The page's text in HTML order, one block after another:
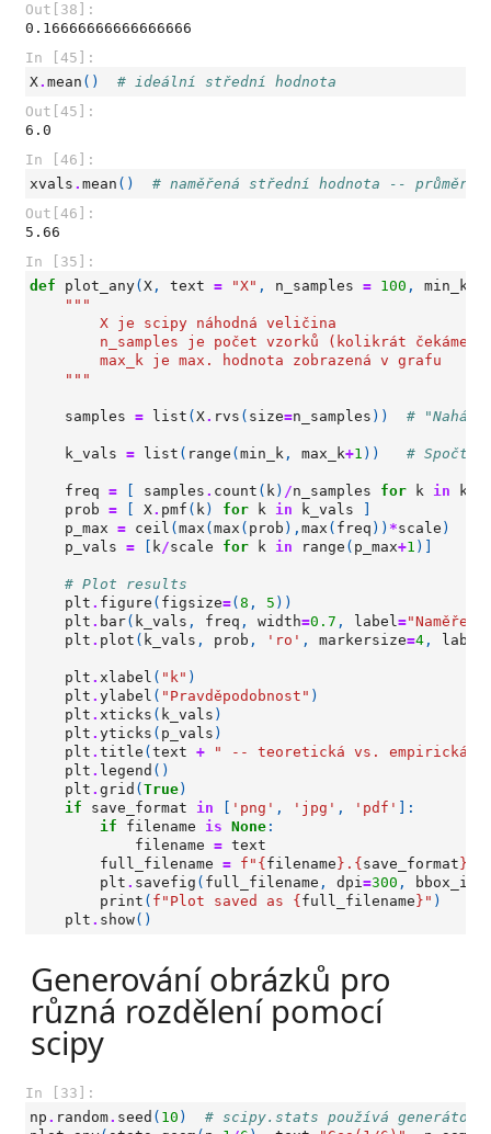
Out[38]:
0.16666666666666666
In [45]:
X. mean ()
# ideální střední hodnota
Out[45]:
6.0
In [46]:
xvals . mean ()
# naměřená střední hodnota -- průměr
Out[46]:
5.66
In [35]:
def
plot_any( X , text = "X" , n_samples = 100 , min_k
"""
        X je scipy náhodná veličina
n_samples je počet vzorků (kolikrát čekáme
        max_k je max. hodnota zobrazená v grafu
    """
samples = list ( X. rvs ( size=n_samples )) #
k_vals = list ( range ( min_k , max_k+1 )) #
freq = samples . count ( k) /n_samples for k in
prob = X. pmf ( k) for k in k_vals
p_max = ceil ( max ( max ( prob ), max ( freq )) *scale )
p_vals = k/scale for k in range ( p_max+1 )]
# Plot results
plt . figure ( figsize=( 8 , 5 ))
plt . bar( k_vals , freq , width=0.7 , label=
plt . plot ( k_vals , prob , 'ro' , markersize=4 , label
plt . xlabel ( "k" )
plt . ylabel ( "Pravděpodobnost" )
plt . xticks ( k_vals )
plt . yticks ( p_vals )
plt . title ( text +
" -- teoretická vs. empirická
plt . legend ()
plt . grid ( True)
if
save_format in 'png' , 'jpg' , 'pdf'
]:
if
filename is None :
filename = text
full_filename = f " { filename } . { save_format }
plt . savefig ( full_filename , dpi=300 ,
print ( f "Plot saved as { full_filename } " )
plt . show()
Generování obrázků pro
různá rozdělení pomocí
scipy
In [33]:
np . random. seed ( 10 )
# scipy.stats používá generátor